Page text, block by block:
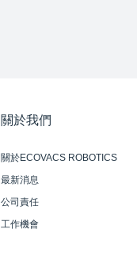
關於我們
關於ECOVACS ROBOTICS
最新消息
公司責任
工作機會